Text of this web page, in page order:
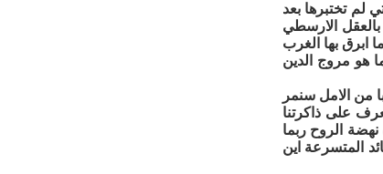
لم تختبرها بعد
بالعقل الارسطي
ابرق بها الغرب
هو مروج الدين
من الامل سنمر
على ذاكرتنا
الروح ربما
المتسرعة اين